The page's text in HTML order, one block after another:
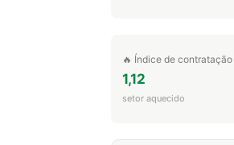
🔥 Índice de contratação
1,12
setor aquecido